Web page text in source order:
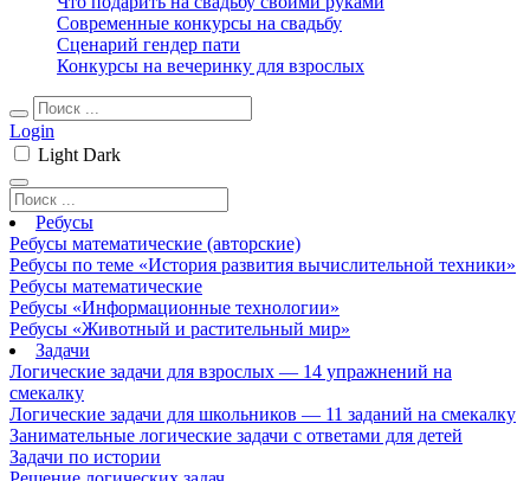
Современные конкурсы на свадьбу
Сценарий гендер пати
Конкурсы на вечеринку для взрослых
Login
Light Dark
Ребусы
Ребусы математические (авторские)
Ребусы по теме «История развития вычислительной техники»
Ребусы математические
Ребусы «Информационные технологии»
Ребусы «Животный и растительный мир»
Задачи
Логические задачи для взрослых — 14 упражнений на
смекалку
Логические задачи для школьников — 11 заданий на смекалку
Занимательные логические задачи с ответами для детей
Задачи по истории